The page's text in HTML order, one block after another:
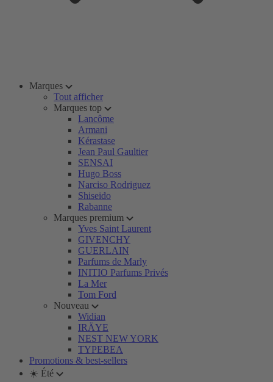
Marques
Tout afficher
Marques top
Lancôme
Armani
Kérastase
Jean Paul Gaultier
SENSAI
Hugo Boss
Narciso Rodriguez
Shiseido
Rabanne
Marques premium
Yves Saint Laurent
GIVENCHY
GUERLAIN
Parfums de Marly
INITIO Parfums Privés
La Mer
Tom Ford
Nouveau
Widian
IRÄYE
NEST NEW YORK
TYPEBEA
Promotions & best-sellers
☀️ Été